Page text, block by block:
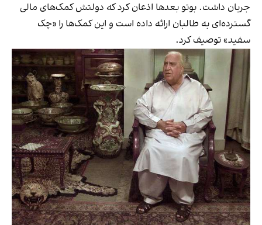
جریان داشت. بوتو بعدها اذعان کرد که دولتش کمک‌های مالی
گسترده‌ای به طالبان ارائه داده است و این کمک‌ها را «چک
سفید» توصیف کرد.